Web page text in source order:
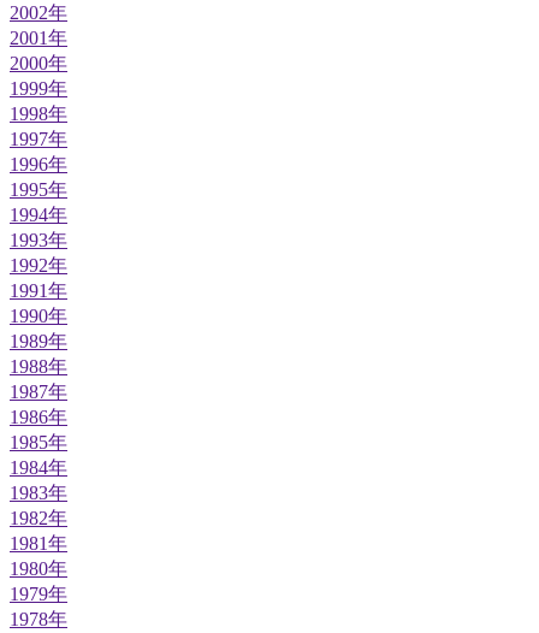
2002年
2001年
2000年
1999年
1998年
1997年
1996年
1995年
1994年
1993年
1992年
1991年
1990年
1989年
1988年
1987年
1986年
1985年
1984年
1983年
1982年
1981年
1980年
1979年
1978年